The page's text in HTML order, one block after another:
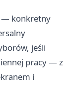
— konkretny
jeśli
pracy — z
i